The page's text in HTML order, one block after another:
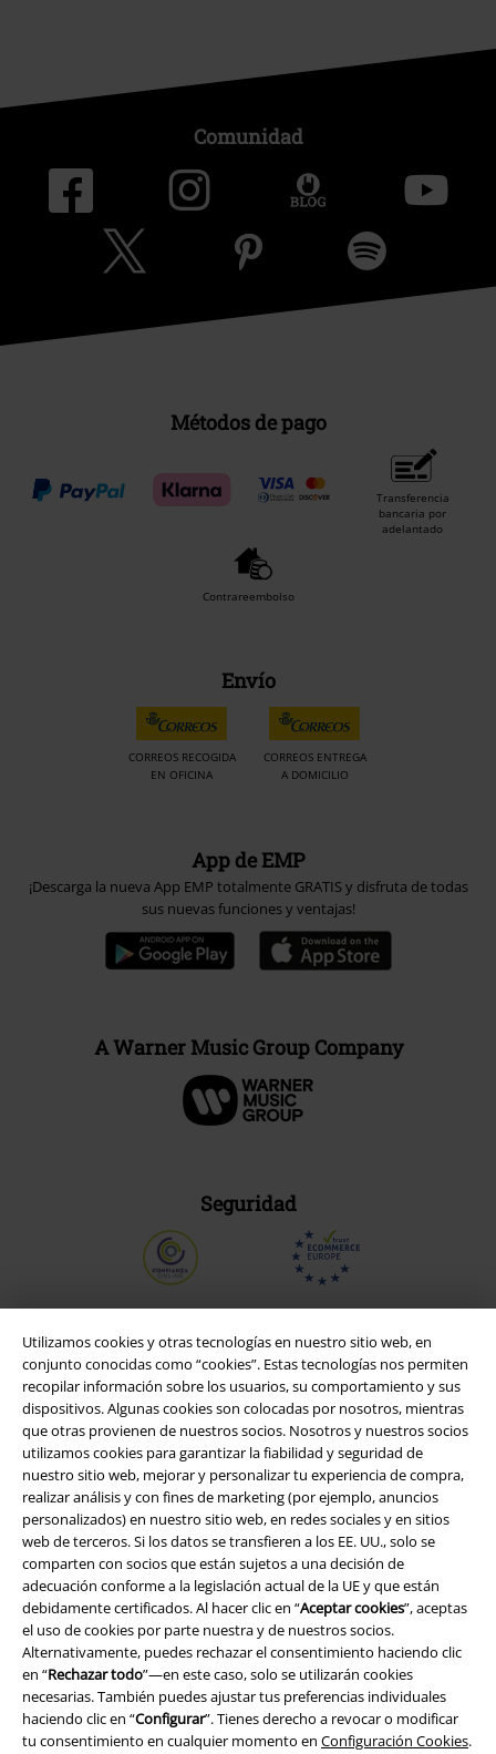
Utilizamos cookies y otras tecnologías en nuestro sitio web, en
conjunto conocidas como “cookies”. Estas tecnologías nos permiten
recopilar información sobre los usuarios, su comportamiento y sus
dispositivos. Algunas cookies son colocadas por nosotros, mientras
que otras provienen de nuestros socios. Nosotros y nuestros socios
utilizamos cookies para garantizar la fiabilidad y seguridad de
nuestro sitio web, mejorar y personalizar tu experiencia de compra,
realizar análisis y con fines de marketing (por ejemplo, anuncios
personalizados) en nuestro sitio web, en redes sociales y en sitios
web de terceros. Si los datos se transfieren a los EE. UU., solo se
comparten con socios que están sujetos a una decisión de
adecuación conforme a la legislación actual de la UE y que están
debidamente certificados. Al hacer clic en “Aceptar cookies”, aceptas
el uso de cookies por parte nuestra y de nuestros socios.
Alternativamente, puedes rechazar el consentimiento haciendo clic
en “Rechazar todo”—en este caso, solo se utilizarán cookies
necesarias. También puedes ajustar tus preferencias individuales
haciendo clic en “Configurar”. Tienes derecho a revocar o modificar
tu consentimiento en cualquier momento en Configuración Cookies.
Comunidad
Métodos de pago
Transferencia
bancaria por
adelantado
Contrareembolso
Envío
CORREOS RECOGIDA
EN OFICINA
CORREOS ENTREGA
A DOMICILIO
App de EMP
¡Descarga la nueva App EMP totalmente GRATIS y disfruta de todas
sus nuevas funciones y ventajas!
A Warner Music Group Company
Seguridad
Legal
Términos y Condiciones
Aviso Legal
Ley protección de datos
Eliminación de residuos y protección del medioambiente